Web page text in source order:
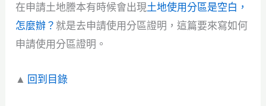
在申請土地謄本有時候會出現土地使用分區是空白，
怎麼辦？ 就是去申請使用分區證明，這篇要來寫如何
申請使用分區證明。
▲ 回到目錄